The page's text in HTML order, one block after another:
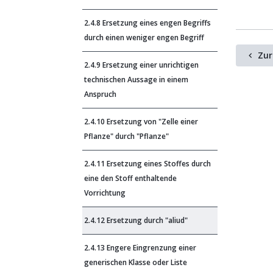
2.4.8 Ersetzung eines engen Begriffs
durch einen weniger engen Begriff
2.4.9 Ersetzung einer unrichtigen
technischen Aussage in einem
Anspruch
2.4.10 Ersetzung von "Zelle einer
Pflanze" durch "Pflanze"
2.4.11 Ersetzung eines Stoffes durch
eine den Stoff enthaltende
Vorrichtung
2.4.12 Ersetzung durch "aliud"
2.4.13 Engere Eingrenzung einer
generischen Klasse oder Liste